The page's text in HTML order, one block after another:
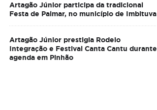
Artagão Júnior participa da tradicional
Festa de Palmar, no município de Imbituva
Artagão Júnior prestigia Rodeio
Integração e Festival Canta Cantu durante
agenda em Pinhão